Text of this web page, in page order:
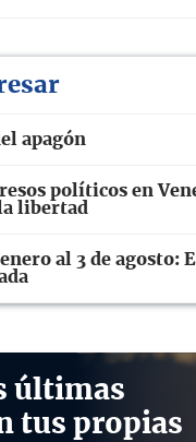
apagón
políticos en
libertad
al 3 de
últimas
tus propias